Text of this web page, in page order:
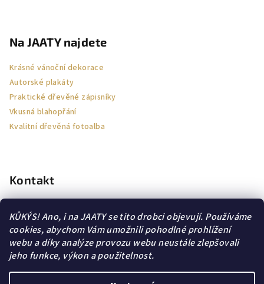
KŮKÝS! Ano, i na JAATY se tito drobci objevují. Používáme
cookies, abychom Vám umožnili pohodlné prohlížení
webu a díky analýze provozu webu neustále zlepšovali
jeho funkce, výkon a použitelnost.
Na JAATY najdete
Krásné vánoční dekorace
Autorské plakáty
Praktické dřevěné zápisníky
Vkusná blahopřání
Kvalitní dřevěná fotoalba
Kontakt
605564114